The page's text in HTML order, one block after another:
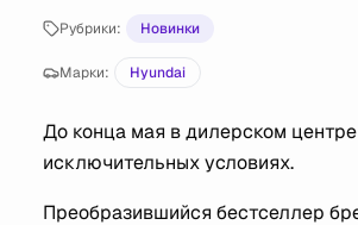
Рубрики: Новинки
Марки: Hyundai
До конца мая в дилерском
исключительных условиях.
Преобразившийся бестселлер